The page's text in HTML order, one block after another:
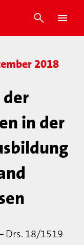
2018
in der
Drs. 18/1519